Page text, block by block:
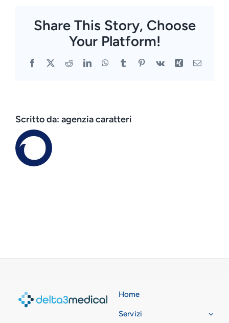
Share This Story, Choose
Your Platform!
Facebook
X RedditLinkedInWhatsApp
TumblrPinterest
Vk Xing Email
Scritto da: agenzia caratteri
Home
Servizi